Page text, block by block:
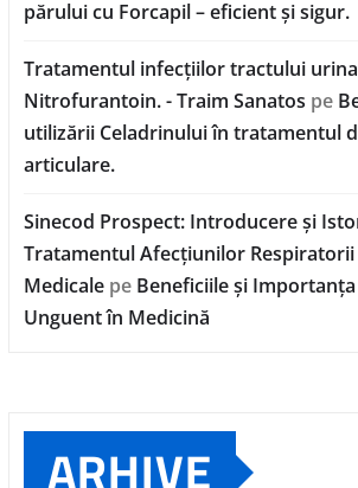
părului cu Forcapil – eficient și sigur.
Tratamentul infecțiilor tractului
Nitrofurantoin. - Traim Sanatos pe
utilizării Celadrinului în tratamentul
articulare.
Sinecod Prospect: Introducere și
Tratamentul Afecțiunilor Respiratorii
Medicale pe Beneficiile și
Unguent în Medicină